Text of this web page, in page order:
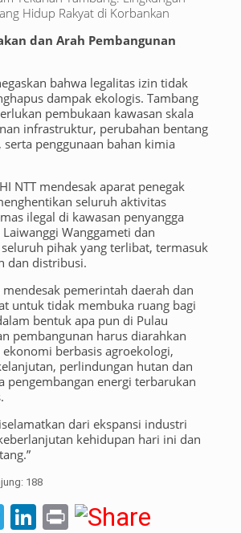
Hidup Rakyat di Korbankan
dan Arah Pembangunan
bahwa legalitas izin tidak
dampak ekologis. Tambang
pembukaan kawasan skala
infrastruktur, perubahan bentang
penggunaan bahan kimia
NTT mendesak aparat penegak
seluruh aktivitas
ilegal di kawasan penyangga
Wanggameti dan
pihak yang terlibat, termasuk
dan distribusi.
mendesak pemerintah daerah dan
untuk tidak membuka ruang bagi
bentuk apa pun di Pulau
pembangunan harus diarahkan
berbasis agroekologi,
perlindungan hutan dan
pengembangan energi terbarukan
dari ekspansi industri
kehidupan hari ini dan
188
Telegram
LinkedIn
Print